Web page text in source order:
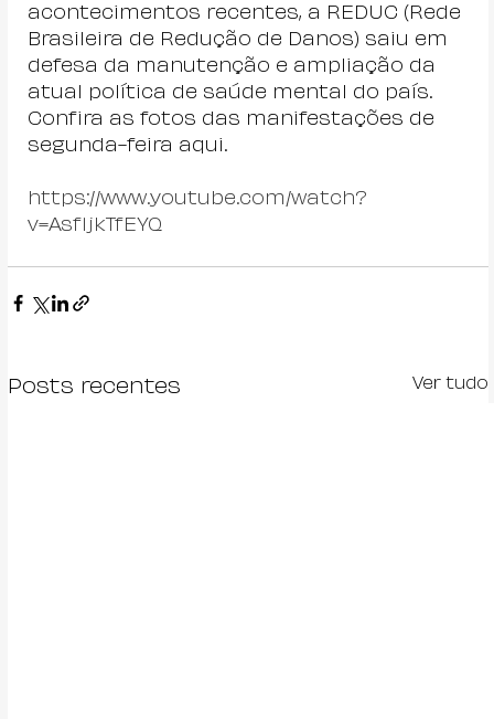
acontecimentos recentes, a REDUC (Rede
Brasileira de Redução de Danos) saiu em
defesa da manutenção e ampliação da
atual política de saúde mental do país.
Confira as fotos das manifestações de
segunda-feira aqui.
https://www.youtube.com/watch?
v=Asf1jkTfEYQ
Posts recentes Ver tudo